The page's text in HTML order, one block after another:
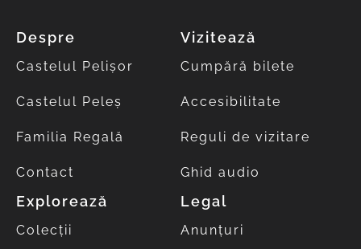
Despre
Castelul Pelișor
Castelul Peleș
Familia Regală
Contact
Vizitează
Cumpără bilete
Accesibilitate
Reguli de vizitare
Ghid audio
Explorează
Colecții
Legal
Anunțuri